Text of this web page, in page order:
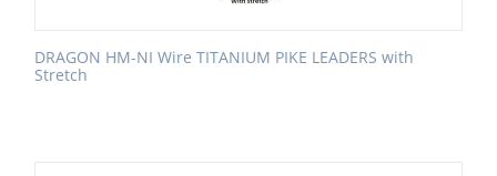
DRAGON HM-NI Wire TITANIUM PIKE LEADERS with
Stretch